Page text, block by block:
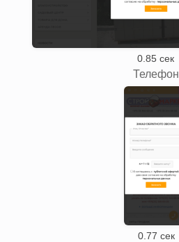
0.85 сек
Телефон
0.77 сек